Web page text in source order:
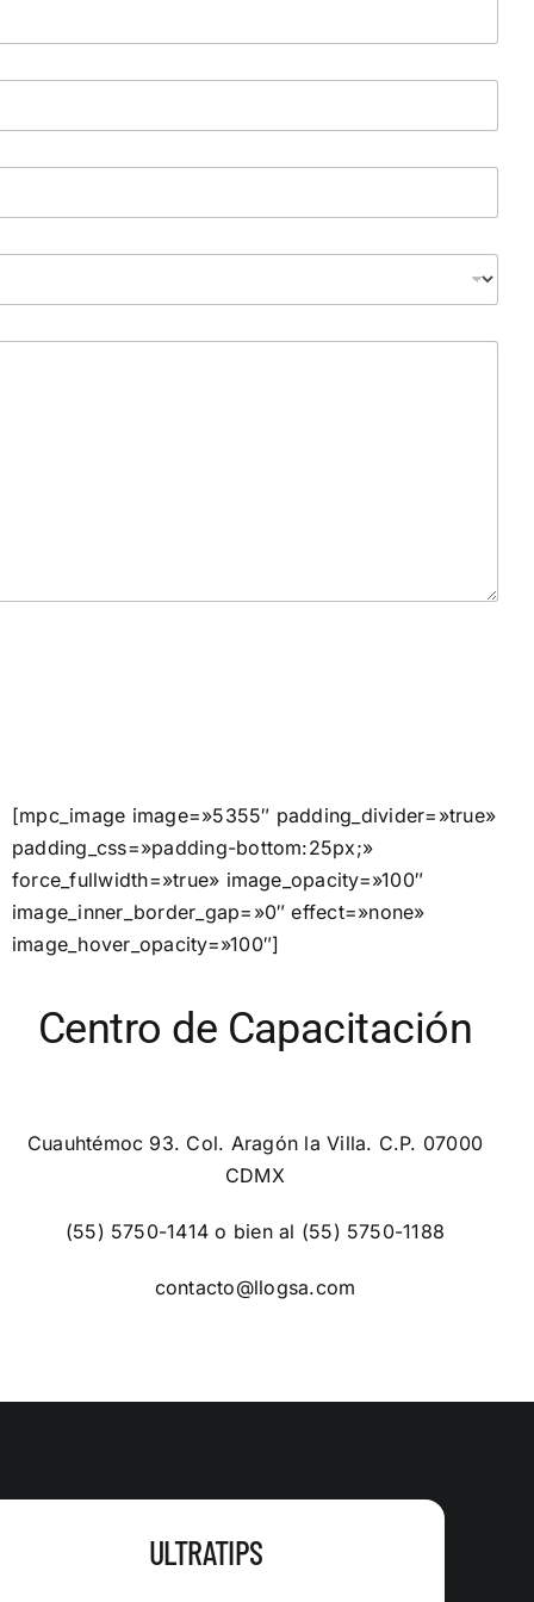
[mpc_image image=»5355″ padding_divider=»true»
padding_css=»padding-bottom:25px;»
force_fullwidth=»true» image_opacity=»100″
image_inner_border_gap=»0″ effect=»none»
image_hover_opacity=»100″]
Centro de Capacitación
Cuauhtémoc 93. Col. Aragón la Villa. C.P. 07000
CDMX
(55) 5750-1414 o bien al (55) 5750-1188
contacto@llogsa.com
ULTRATIPS